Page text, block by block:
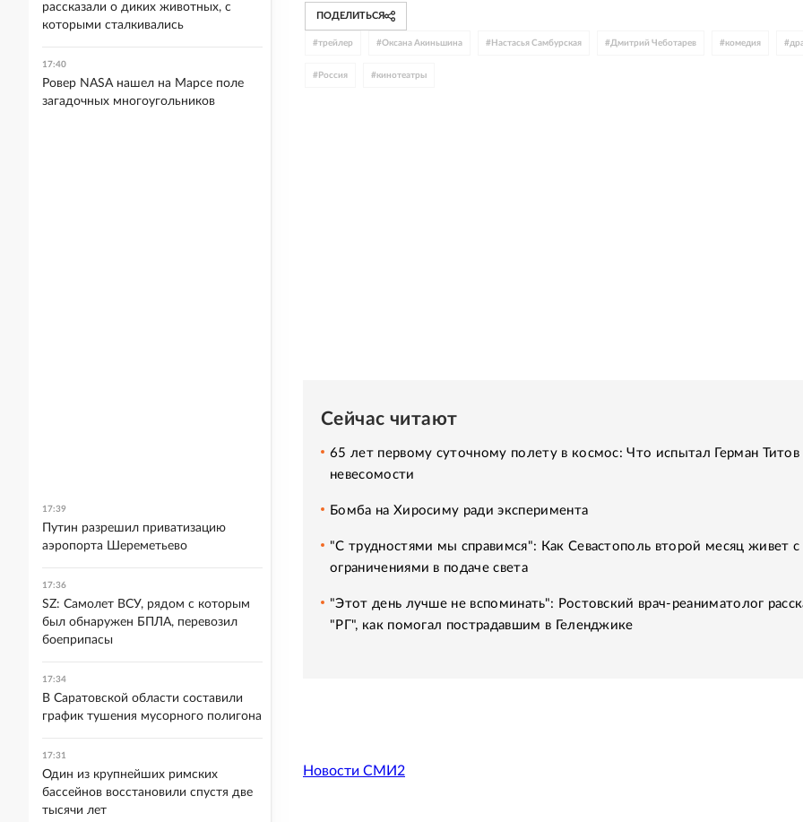
ПОДЕЛИТЬСЯ
#трейлер #Оксана Акиньшина # Настасья Самбурская # Дмитрий Чеботарев #комедия #
# Россия #кинотеатры
Сейчас читают
65 лет первому суточному полету в космос: Что испытал Герман Титов
невесомости
Бомба на Хиросиму ради эксперимента
"С трудностями мы справимся": Как Севастополь второй месяц живет с
ограничениями в подаче света
"Этот день лучше не вспоминать": Ростовский врач-реаниматолог
"РГ", как помогал пострадавшим в Геленджике
Новости СМИ2
рассказали о диких животных, с
которыми сталкивались
17:40
Ровер NASA нашел на Марсе поле
загадочных многоугольников
17:39
Путин разрешил приватизацию
аэропорта Шереметьево
17:36
SZ: Самолет ВСУ, рядом с которым
был обнаружен БПЛА, перевозил
боеприпасы
17:34
В Саратовской области составили
график тушения мусорного полигона
17:31
Один из крупнейших римских
бассейнов восстановили спустя две
тысячи лет